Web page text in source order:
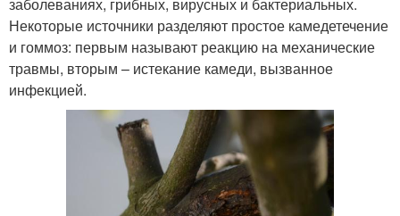
Некоторые источники разделяют простое камедетечение
и гоммоз: первым называют реакцию на механические
травмы, вторым – истекание камеди, вызванное
инфекцией.